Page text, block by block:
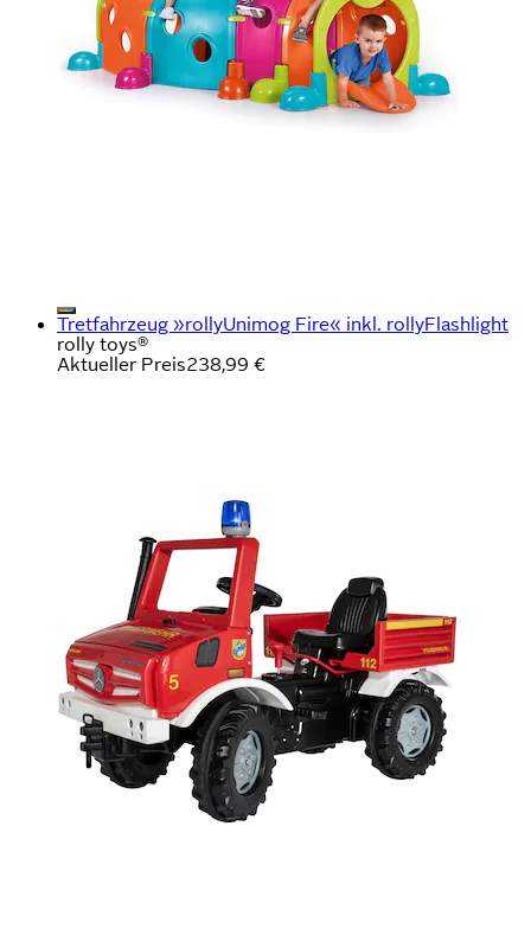
Tretfahrzeug »rollyUnimog Fire« inkl. rollyFlashlight
rolly toys®
Aktueller Preis238,99 €